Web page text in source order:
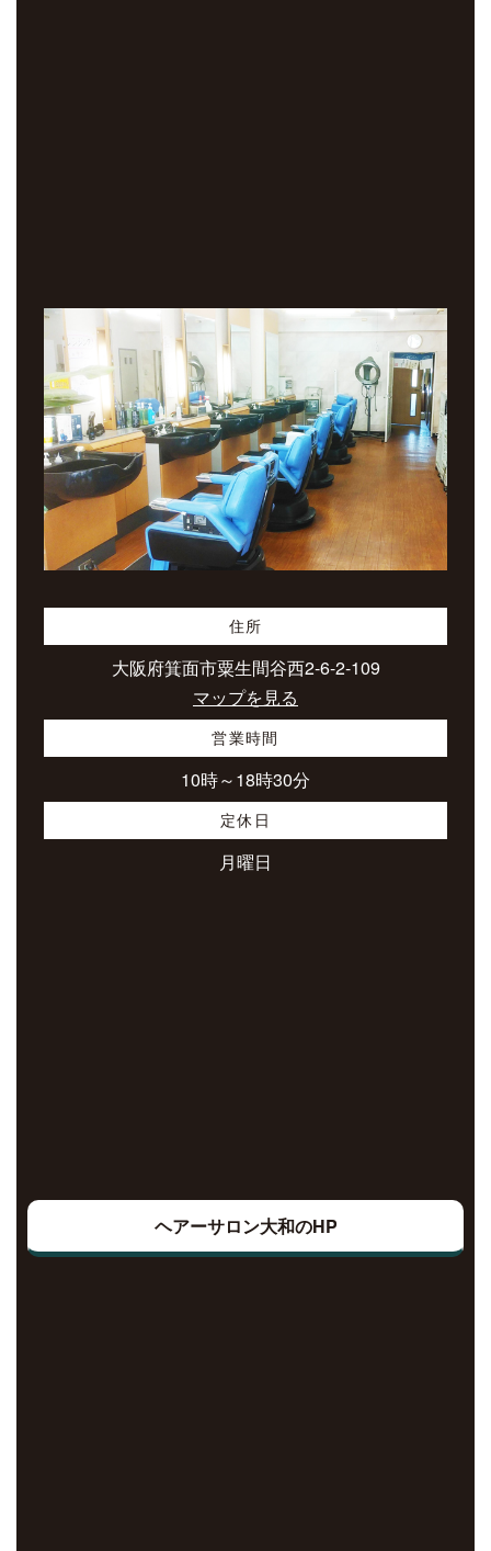
住所
大阪府箕面市粟生間谷西2-6-2-109
マップを見る
営業時間
10時～18時30分
定休日
月曜日
ヘアーサロン大和のHP